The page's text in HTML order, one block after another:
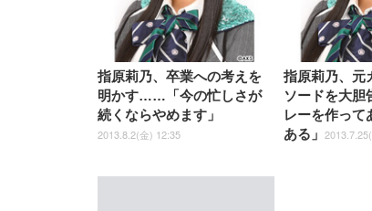
指原莉乃、卒業への考えを
明かす……「今の忙しさが
続くならやめます」
2013.8.2(金) 12:35
指原莉乃、元
ソードを大
レーを作って
ある」